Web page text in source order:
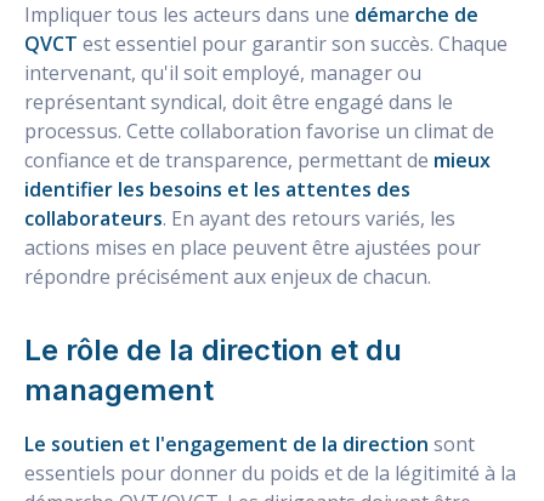
Impliquer tous les acteurs dans une démarche de
QVCT est essentiel pour garantir son succès. Chaque
intervenant, qu'il soit employé, manager ou
représentant syndical, doit être engagé dans le
processus. Cette collaboration favorise un climat de
confiance et de transparence, permettant de mieux
identifier les besoins et les attentes des
collaborateurs. En ayant des retours variés, les
actions mises en place peuvent être ajustées pour
répondre précisément aux enjeux de chacun.
Le rôle de la direction et du
management
Le soutien et l'engagement de la direction sont
essentiels pour donner du poids et de la légitimité à la